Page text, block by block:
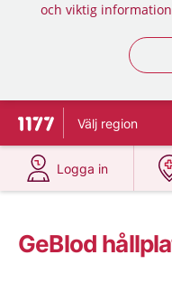
och viktig
Till startsidan för 1177
Välj region
Logga in
på 1177.se
GeBlod